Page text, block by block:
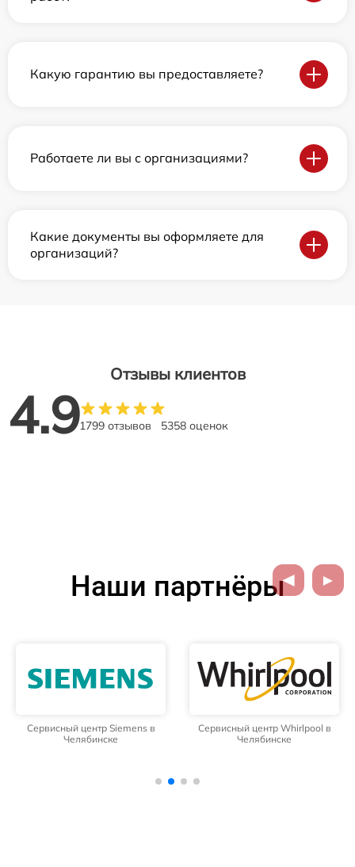
Какую гарантию вы предоставляете?
Работаете ли вы с организациями?
Какие документы вы оформляете для
организаций?
Отзывы клиентов
4.91799 отзывов 5358 оценок
Наши партнёры
Сервисный центр Siemens в
Челябинске
Сервисный центр Whirlpool в
Челябинске